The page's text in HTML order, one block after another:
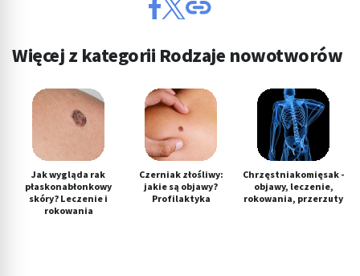
Więcej z kategorii Rodzaje nowotworów
Jak wygląda rak
płaskonabłonkowy
skóry? Leczenie i
rokowania
Czerniak złośliwy:
jakie są objawy?
Profilaktyka
Chrzęstniakomięsak -
objawy, leczenie,
rokowania, przerzuty